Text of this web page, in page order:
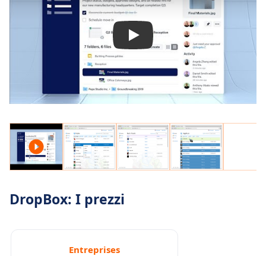
DropBox: I prezzi
Entreprises